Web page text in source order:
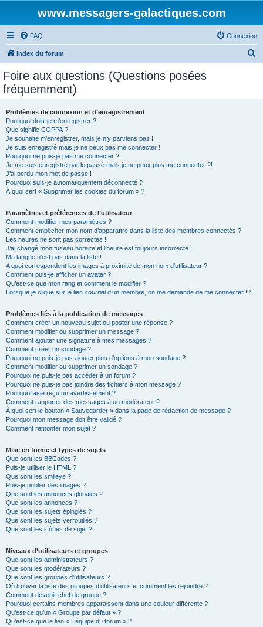
www.messagers-galactiques.com
FAQ Connexion
Index du forum
Foire aux questions (Questions posées
fréquemment)
Problèmes de connexion et d’enregistrement
Pourquoi dois-je m’enregistrer ?
Que signifie COPPA ?
Je souhaite m’enregistrer, mais je n’y parviens pas !
Je suis enregistré mais je ne peux pas me connecter !
Pourquoi ne puis-je pas me connecter ?
Je me suis enregistré par le passé mais je ne peux plus me connecter ?!
J’ai perdu mon mot de passe !
Pourquoi suis-je automatiquement déconnecté ?
À quoi sert « Supprimer les cookies du forum » ?
Paramètres et préférences de l’utilisateur
Comment modifier mes paramètres ?
Comment empêcher mon nom d’apparaître dans la liste des membres connectés ?
Les heures ne sont pas correctes !
J’ai changé mon fuseau horaire et l’heure est toujours incorrecte !
Ma langue n’est pas dans la liste !
A quoi correspondent les images à proximité de mon nom d’utilisateur ?
Comment puis-je afficher un avatar ?
Qu’est-ce que mon rang et comment le modifier ?
Lorsque je clique sur le lien courrield’un membre, on me demande de me connecter !?
Problèmes liés à la publication de messages
Comment créer un nouveau sujet ou poster une réponse ?
Comment modifier ou supprimer un message ?
Comment ajouter une signature à mes messages ?
Comment créer un sondage ?
Pourquoi ne puis-je pas ajouter plus d’options à mon sondage ?
Comment modifier ou supprimer un sondage ?
Pourquoi ne puis-je pas accéder à un forum ?
Pourquoi ne puis-je pas joindre des fichiers à mon message ?
Pourquoi ai-je reçu un avertissement ?
Comment rapporter des messages à un modérateur ?
À quoi sert le bouton « Sauvegarder » dans la page de rédaction de message ?
Pourquoi mon message doit être validé ?
Comment remonter mon sujet ?
Mise en forme et types de sujets
Que sont les BBCodes ?
Puis-je utiliser le HTML ?
Que sont les smileys ?
Puis-je publier des images ?
Que sont les annonces globales ?
Que sont les annonces ?
Que sont les sujets épinglés ?
Que sont les sujets verrouillés ?
Que sont les icônes de sujet ?
Niveaux d’utilisateurs et groupes
Que sont les administrateurs ?
Que sont les modérateurs ?
Que sont les groupes d’utilisateurs ?
Où trouver la liste des groupes d’utilisateurs et comment les rejoindre ?
Comment devenir chef de groupe ?
Pourquoi certains membres apparaissent dans une couleur différente ?
Qu’est-ce qu’un « Groupe par défaut » ?
Qu’est-ce que le lien « L’équipe du forum » ?